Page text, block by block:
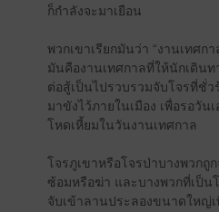
ก็กำลังจะมาเยือน
พวกเขาเรียกมันว่า “งานเทศก
มันคืองานเทศกาลที่ให้นักเดิน
ต่อสู้เป็นไปรวบรวมจับโจรที่ชั่ว
มาขังไว้ภายในเมือง เพื่อรอวัน
โหดเหี้ยมในวันงานเทศกาล
โจรภูเขาหรือโจรป่าบางพวกถู
ซ้อมหรือฆ่า และบางพวกที่เป็น
จับเข้าลานประลองขนาดใหญ่เ